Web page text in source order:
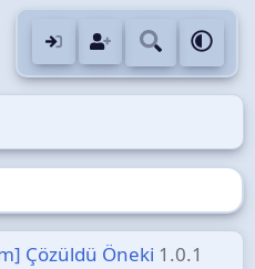
Çözüldü Öneki 1.0.1